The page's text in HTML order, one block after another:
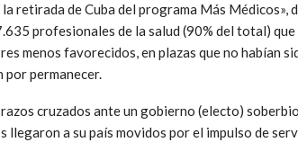
retirada de Cuba del programa Más Médicos»,
profesionales de la salud (90% del total)
menos favorecidos, en plazas que no habían
permanecer.
cruzados ante un gobierno (electo)
llegaron a su país movidos por el impulso de